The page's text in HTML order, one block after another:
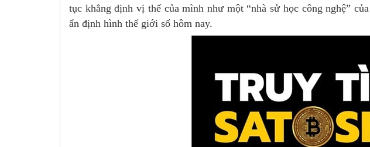
tục khẳng định vị thế của mình như một “nhà sử học công nghệ”
ẩn định hình thế giới số hôm nay.